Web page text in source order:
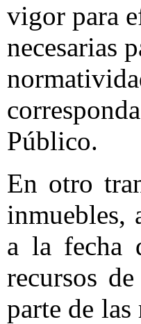
vigor para
necesarias
Público.
En otro
inmuebles,
a la fecha
recursos
parte de